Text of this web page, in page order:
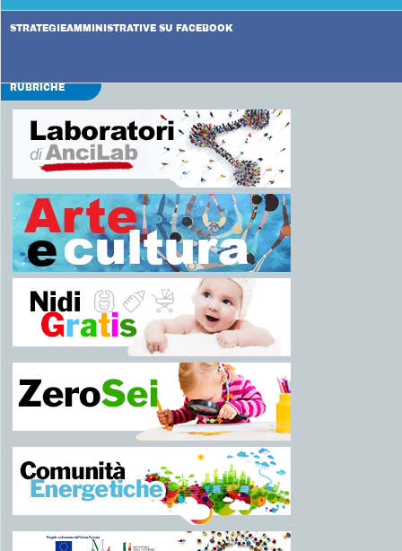
STRATEGIEAMMINISTRATIVE SU FACEBOOK
RUBRICHE